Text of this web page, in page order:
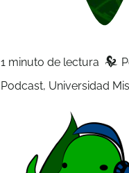
1 minuto de lectura z
Podcast, Universidad